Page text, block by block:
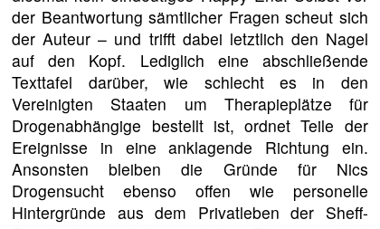
der Beantwortung sämtlicher Fragen scheut sich
der Auteur – und trifft dabei letztlich den Nagel
auf den Kopf. Lediglich eine abschließende
Texttafel darüber, wie schlecht es in den
Vereinigten Staaten um Therapieplätze für
Drogenabhängige bestellt ist, ordnet Teile der
Ereignisse in eine anklagende Richtung ein.
Ansonsten bleiben die Gründe für Nics
Drogensucht ebenso offen wie personelle
Hintergründe aus dem Privatleben der Sheff-